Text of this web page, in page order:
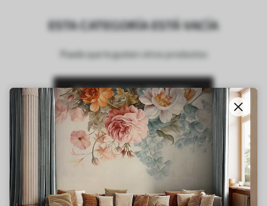
ESTA CATEGORÍA ESTÁ VACÍA
Puede que le gusten otros productos
IR A LA PÁGINA PRINCIPAL
LOS PRODUCTOS MÁS
POPULARES